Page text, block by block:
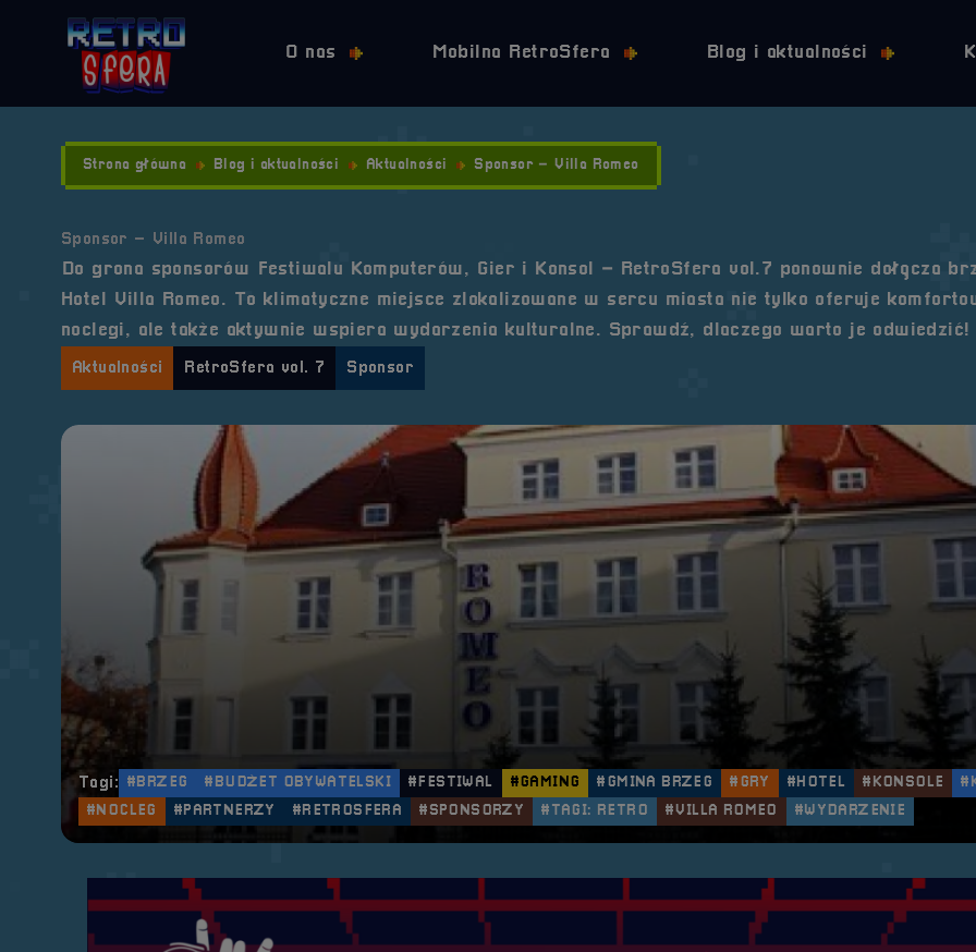
O nas Mobilna RetroSfera Blog i aktualności
Strona główna Blog i aktualności Aktualności Sponsor – Villa Romeo
Sponsor – Villa Romeo
Do grona sponsorów Festiwalu Komputerów, Gier i Konsol – RetroSfera vol.7 ponownie dołącza
Hotel Villa Romeo. To klimatyczne miejsce zlokalizowane w sercu miasta nie tylko oferuje
noclegi, ale także aktywnie wspiera wydarzenia kulturalne. Sprawdź, dlaczego warto je odwiedzić!
Aktualności RetroSfera vol. 7 Sponsor
Tagi: #BRZEG #BUDŻET OBYWATELSKI #FESTIWAL #GAMING #GMINA BRZEG #GRY #HOTEL #KONSOLE
#NOCLEG
#PARTNERZY #RETROSFERA #SPONSORZY #TAGI: RETRO #VILLA ROMEO #WYDARZENIE